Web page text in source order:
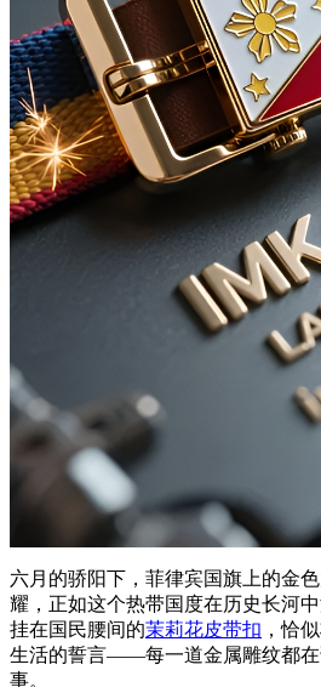
六月的骄阳下，菲律宾国旗上的金
耀，正如这个热带国度在历史长河
挂在国民腰间的茉莉花皮带扣 ，恰
生活的誓言——每一道金属雕纹都在
事。